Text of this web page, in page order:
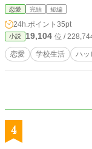
ンへと言い出した。 代わりに授業に出るなんてバレたりしないのか不安ではあ
ったが、貴族の友人がい
く。 そんなシェスティンのお話。 ☆全29話です。書き上げてありますので、随
時更新していきます。時間はばら
うな名前、地域、名称などが
の独特な世界観です。それで
が、まりぃべるの世界観
恋愛 完結 短編
24h.ポイント 35pt
小説 19,104 位 /
恋愛 学校生活 ハッ
4